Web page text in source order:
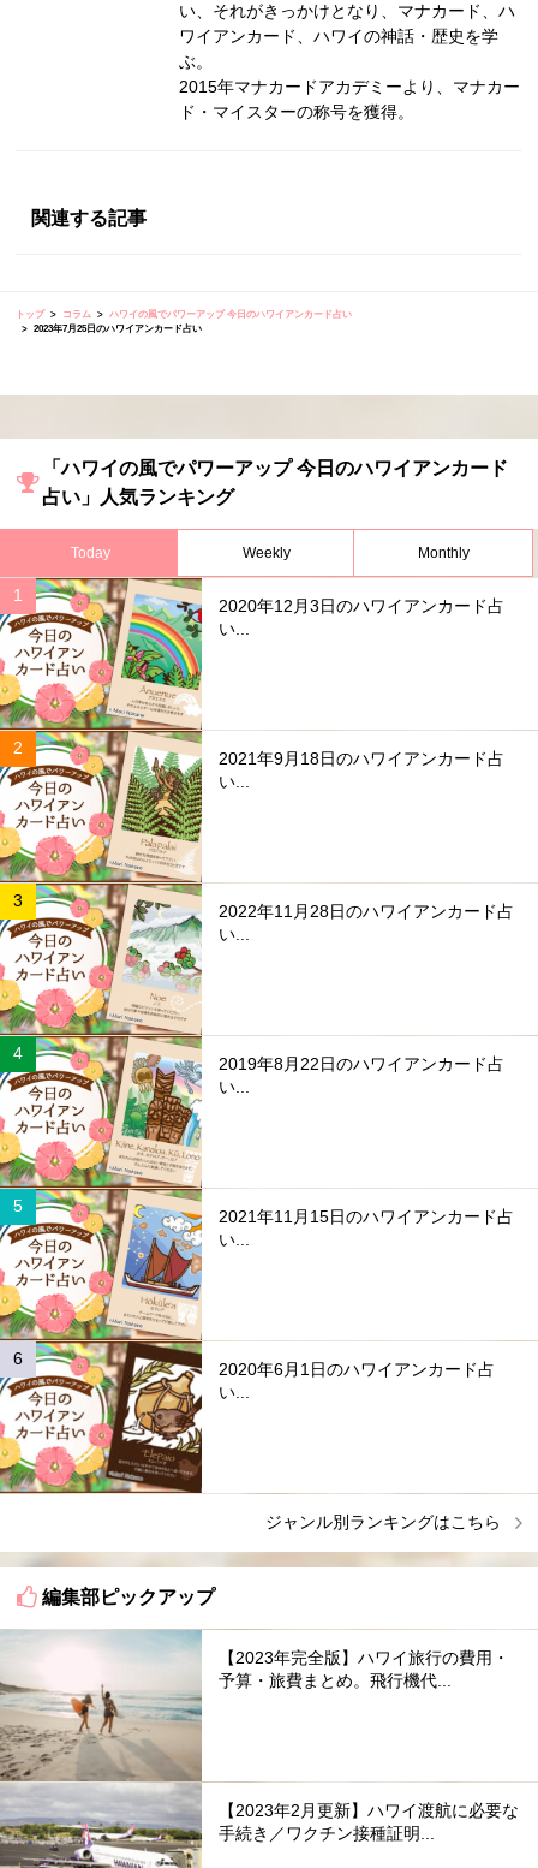
い、それがきっかけとなり、マナカード、ハ
ワイアンカード、ハワイの神話・歴史を学
ぶ。
2015年マナカードアカデミーより、マナカー
ド・マイスターの称号を獲得。
関連する記事
トップ コラム
ハワイの風でパワーアップ 今日のハワイアンカード占い
2023年7月25日のハワイアンカード占い
「ハワイの風でパワーアップ 今日のハワイアンカード
占い」人気ランキング
Today Weekly Monthly
2020年12月3日のハワイアンカード占
い...
2021年9月18日のハワイアンカード占
い...
2022年11月28日のハワイアンカード占
い...
2019年8月22日のハワイアンカード占
い...
2021年11月15日のハワイアンカード占
い...
2020年6月1日のハワイアンカード占
い...
ジャンル別ランキングはこちら
編集部ピックアップ
【2023年完全版】ハワイ旅行の費用・
予算・旅費まとめ。飛行機代...
【2023年2月更新】ハワイ渡航に必要な
手続き／ワクチン接種証明...